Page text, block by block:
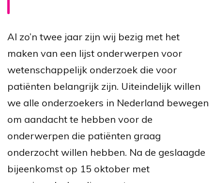
Al zo’n twee jaar zijn wij bezig met het
maken van een lijst onderwerpen voor
wetenschappelijk onderzoek die voor
patiënten belangrijk zijn. Uiteindelijk willen
we alle onderzoekers in Nederland bewegen
om aandacht te hebben voor de
onderwerpen die patiënten graag
onderzocht willen hebben. Na de geslaagde
bijeenkomst op 15 oktober met